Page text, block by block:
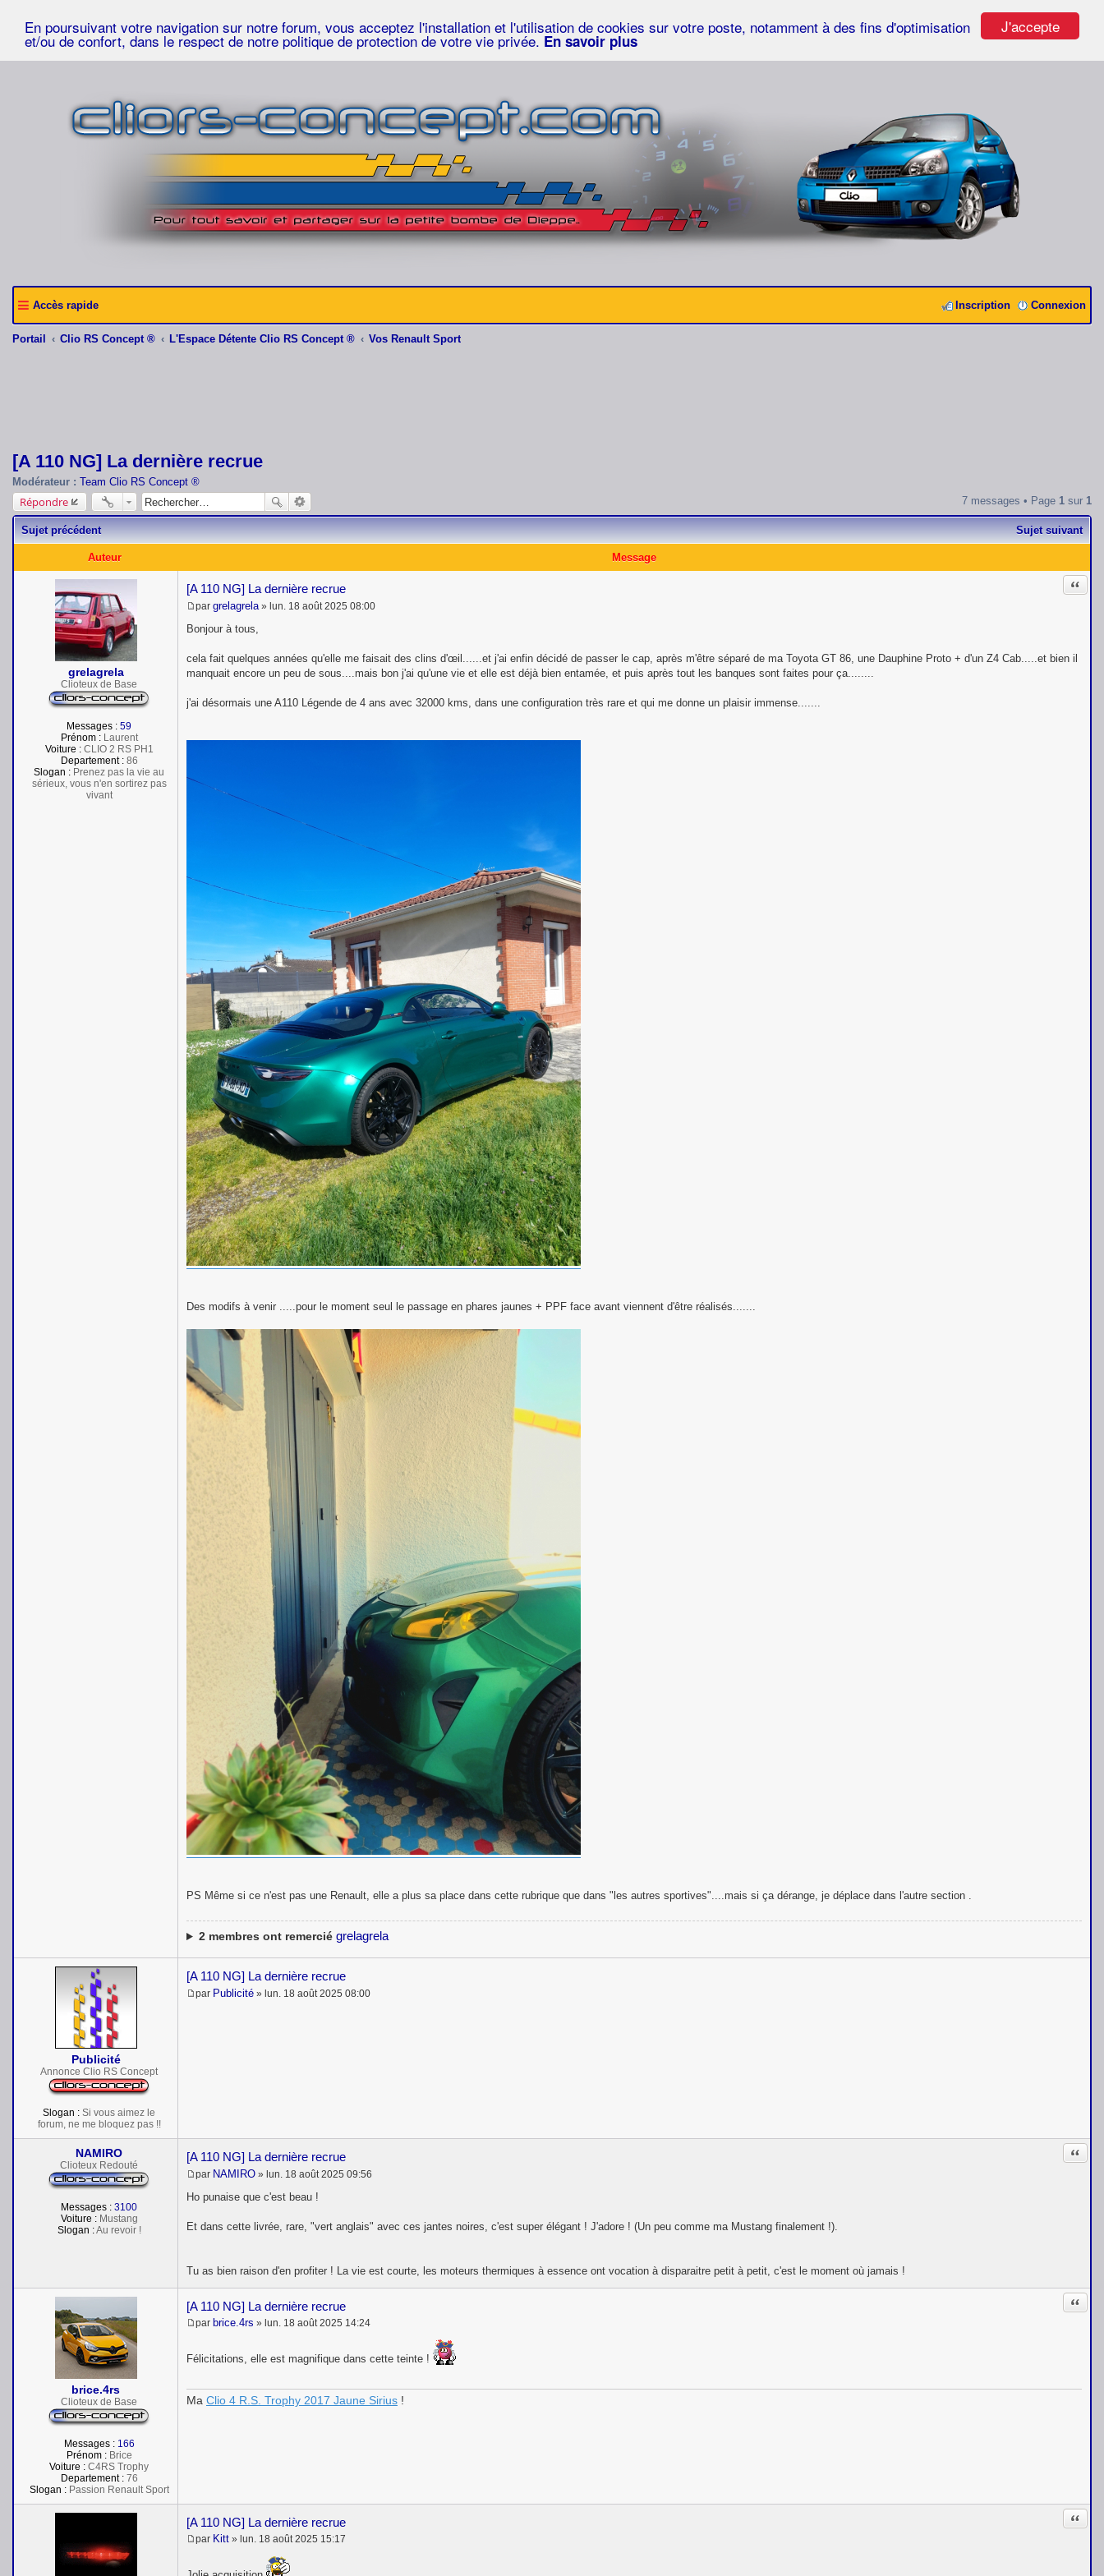
J'accepte
En poursuivant votre navigation sur notre forum, vous acceptez l'installation et l'utilisation de cookies sur votre poste, notamment à des fins d'optimisation
et/ou de confort, dans le respect de notre politique de protection de votre vie privée. En savoir plus
Accès rapide Connexion
Inscription
Portail Clio RS Concept ® L'Espace Détente Clio RS Concept ® Vos Renault Sport
[A 110 NG] La dernière recrue
Modérateur : Team Clio RS Concept ®
Répondre 7 messages • Page 1 sur 1
Sujet précédent Sujet suivant
Auteur Message
grelagrela
Clioteux de Base
Messages : 59
Prénom :Laurent
Voiture :CLIO 2 RS PH1
Departement :86
Slogan : Prenez pas la vie au
sérieux, vous n'en sortirez pas
vivant
[A 110 NG] La dernière recrue
M
e
a
g
par grelagrela» lun. 18 août 2025 08:00
Bonjour à tous,
cela fait quelques années qu'elle me faisait des clins d'œil......et j'ai enfin décidé de passer le cap, après m'être séparé de ma Toyota GT 86, une Dauphine Proto + d'un Z4 Cab.....et bien il
manquait encore un peu de sous....mais bon j'ai qu'une vie et elle est déjà bien entamée, et puis après tout les banques sont faites pour ça........
j'ai désormais une A110 Légende de 4 ans avec 32000 kms, dans une configuration très rare et qui me donne un plaisir immense.......
Des modifs à venir .....pour le moment seul le passage en phares jaunes + PPF face avant viennent d'être réalisés.......
PS Même si ce n'est pas une Renault, elle a plus sa place dans cette rubrique que dans "les autres sportives"....mais si ça dérange, je déplace dans l'autre section .
2membres ont remercié grelagrela
Publicité
Annonce Clio RS Concept
Slogan : Si vous aimez le
forum, ne me bloquez pas !!
[A 110 NG] La dernière recrue
M
par Publicité » lun. 18 août 2025 08:00
NAMIRO
Clioteux Redouté
Messages : 3100
Voiture :Mustang
Slogan :Au revoir !
[A 110 NG] La dernière recrue
M
e
a
par NAMIRO » lun. 18 août 2025 09:56
Ho punaise que c'est beau !
Et dans cette livrée, rare, "vert anglais" avec ces jantes noires, c'est super élégant ! J'adore ! (Un peu comme ma Mustang finalement !).
Tu as bien raison d'en profiter ! La vie est courte, les moteurs thermiques à essence ont vocation à disparaitre petit à petit, c'est le moment où jamais !
brice.4rs
Clioteux de Base
Messages : 166
Prénom :Brice
Voiture : C4RS Trophy
Departement :76
Slogan :Passion Renault Sport
[A 110 NG] La dernière recrue
s
g
e
par brice.4rs » lun. 18 août 2025 14:24
Félicitations, elle est magnifique dans cette teinte !
Ma Clio 4 R.S. Trophy 2017 Jaune Sirius !
[A 110 NG] La dernière recrue
s
par Kitt » lun. 18 août 2025 15:17